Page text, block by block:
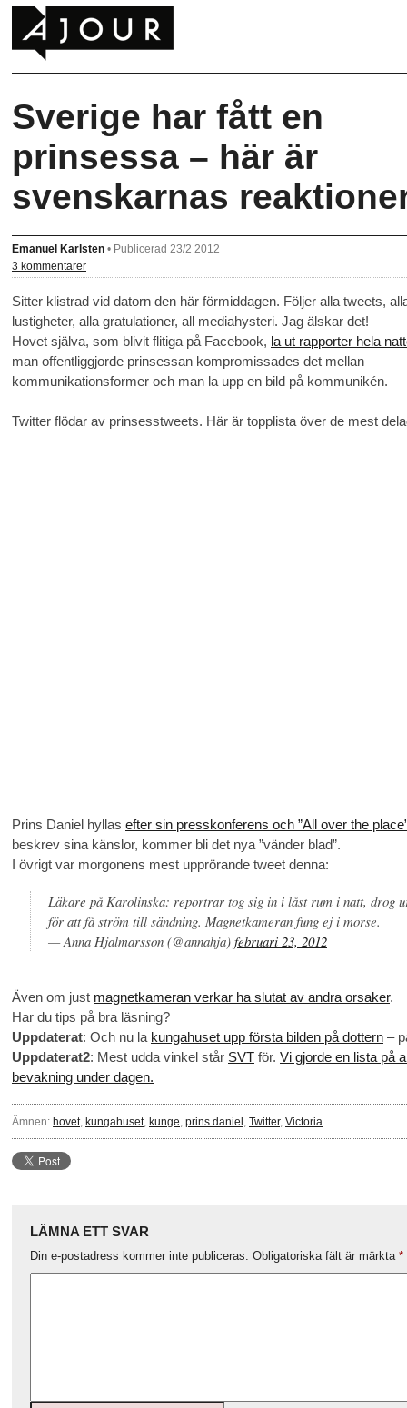
Sverige har fått en
prinsessa – här är
svenskarnas
Emanuel Karlsten • Publicerad 23/2 2012
3 kommentarer
Sitter klistrad vid datorn den här förmiddagen. Följer alla tweets,
lustigheter, alla gratulationer, all mediahysteri. Jag älskar det!
Hovet själva, som blivit flitiga på Facebook, la ut rapporter hela
man offentliggjorde prinsessan kompromissades det mellan
kommunikationsformer och man la upp en bild på kommunikén.
Twitter flödar av prinsesstweets. Här är topplista över de mest
Prins Daniel hyllas efter sin presskonferens och ”All over the
beskrev sina känslor, kommer bli det nya ”vänder blad”.
I övrigt var morgonens mest upprörande tweet denna:
Läkare på Karolinska: reportrar tog sig in i låst rum i natt, drog
för att få ström till sändning. Magnetkameran fung ej i morse.
— Anna Hjalmarsson (@annahja) februari 23, 2012
Även om just magnetkameran verkar ha slutat av andra orsaker.
Har du tips på bra läsning?
Uppdaterat: Och nu la kungahuset upp första bilden på dottern –
Uppdaterat2: Mest udda vinkel står SVT för. Vi gjorde en lista på
bevakning under dagen.
Ämnen: hovet, kungahuset, kunge prins daniel Twitter, Victoria
LÄMNA ETT SVAR
Din e-postadress kommer inte publiceras. Obligatoriska fält är märkta *